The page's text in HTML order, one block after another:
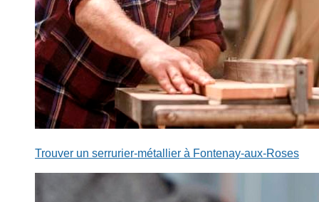
Trouver un serrurier-métallier à Fontenay-aux-Roses